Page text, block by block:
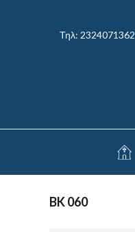
Τηλ: 2324071362
BK 060